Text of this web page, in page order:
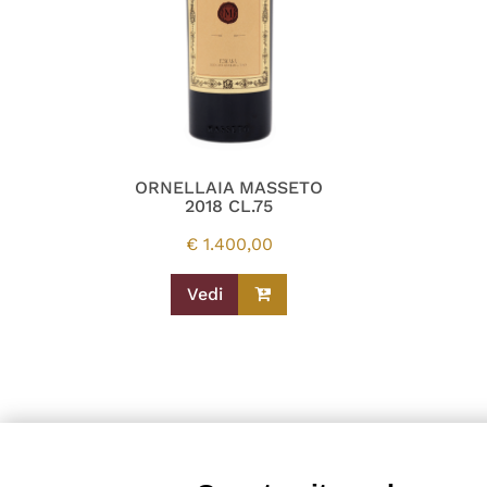
ORNELLAIA MASSETO
2018 CL.75
€ 1.400,00
Vedi